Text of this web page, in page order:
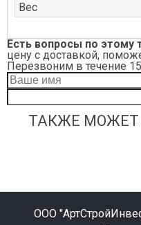
Вес
Есть вопросы по этому
цену с доставкой,
Перезвоним в течение
ТАКЖЕ МОЖЕТ
ООО